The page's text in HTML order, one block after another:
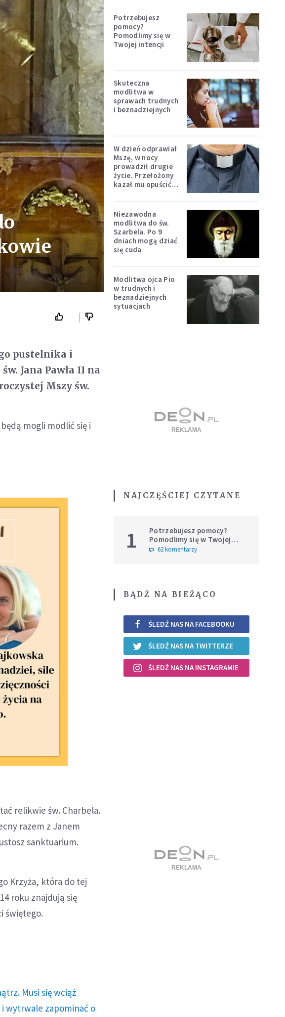
pustelnika i
Jana Pawła II na
Mszy św.
mogli modlić się i
relikwie św. Charbela.
razem z Janem
sanktuarium.
Krzyża, która do tej
roku znajdują się
świętego.
Musi się wciąż
wytrwale zapominać o
Potrzebujesz
pomocy?
Pomodlimy się w
Twojej intencji
Skuteczna
modlitwa w
sprawach trudnych
i beznadziejnych
W dzień odprawiał
Mszę, w nocy
prowadził drugie
życie. Przełożony
kazał mu opuścić
Niezawodna
modlitwa do św.
Szarbela. Po 9
dniach mogą dziać
się cuda
Modlitwa ojca Pio
w trudnych i
beznadziejnych
sytuacjach
NAJCZĘŚCIEJ CZYTANE
1
Potrzebujesz pomocy?
Pomodlimy się w Twojej
intencji
62 komentarzy
BĄDŹ NA BIEŻĄCO
ŚLEDŹ NAS NA FACEBOOKU
ŚLEDŹ NAS NA TWITTERZE
ŚLEDŹ NAS NA INSTAGRAMIE